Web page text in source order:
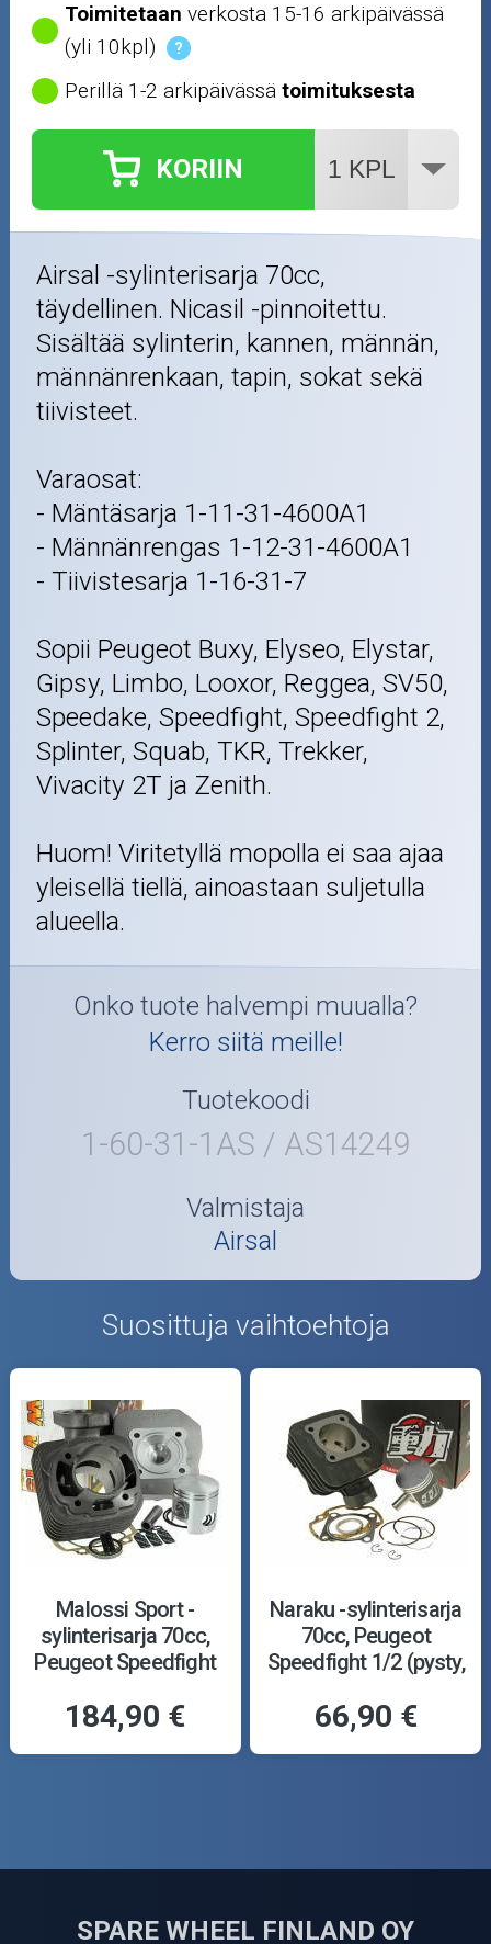
Renkaat ja vanteet
Outlet-tuotteet
Toimitetaan verkosta 15-16 arkipäivässä
(yli 10kpl)
?
Perillä 1-2 arkipäivässätoimituksesta
KORIIN
Airsal -sylinterisarja 70cc,
täydellinen. Nicasil -pinnoitettu.
Sisältää sylinterin, kannen, männän,
männänrenkaan, tapin, sokat sekä
tiivisteet.
Varaosat:
- Mäntäsarja 1-11-31-4600A1
- Männänrengas 1-12-31-4600A1
- Tiivistesarja 1-16-31-7
Sopii Peugeot Buxy, Elyseo, Elystar,
Gipsy, Limbo, Looxor, Reggea, SV50,
Speedake, Speedfight, Speedfight 2,
Splinter, Squab, TKR, Trekker,
Vivacity 2T ja Zenith.
Huom! Viritetyllä mopolla ei saa ajaa
yleisellä tiellä, ainoastaan suljetulla
alueella.
Onko tuote halvempi muualla?
Kerro siitä meille!
Tuotekoodi
1-60-31-1AS / AS14249
Valmistaja
Airsal
Suosittuja vaihtoehtoja
Malossi Sport -
sylinterisarja 70cc,
Peugeot Speedfight
184,90 €
Naraku -sylinterisarja
70cc, Peugeot
Speedfight 1/2 (pysty,
66,90 €
SPARE WHEEL FINLAND OY